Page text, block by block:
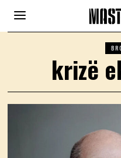
krizë